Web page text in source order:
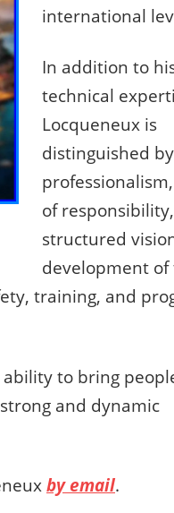
international
In addition to
technical
Locqueneux is
distinguished
of responsibility,
structured
development of
training, and
to bring
and dynamic
by email.